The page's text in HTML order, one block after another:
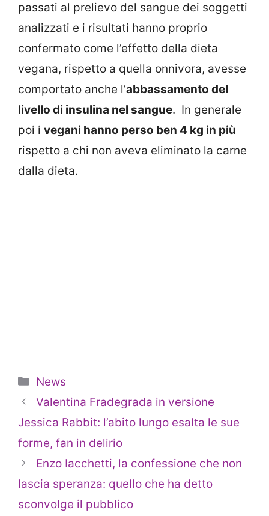
passati al prelievo del sangue dei soggetti
analizzati e i risultati hanno proprio
confermato come l’effetto della dieta
vegana, rispetto a quella onnivora, avesse
comportato anche l’abbassamento del
livello di insulina nel sangue. In generale
poi i vegani hanno perso ben 4 kg in più
rispetto a chi non aveva eliminato la carne
dalla dieta.
Categorie
News
Valentina Fradegrada in versione
Jessica Rabbit: l’abito lungo esalta le sue
forme, fan in delirio
Enzo Iacchetti, la confessione che non
lascia speranza: quello che ha detto
sconvolge il pubblico